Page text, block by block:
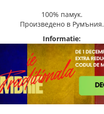
100% памук.
Произведено в Румъния.
Informatie: